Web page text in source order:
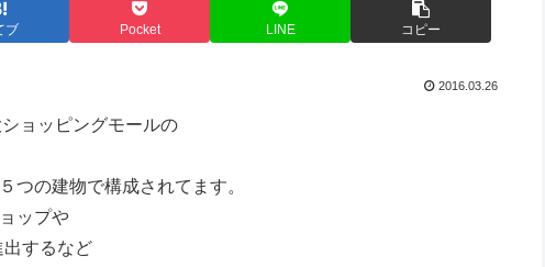
ブ Pocket LINE コピー
2016.03.26
ョッピングモールの
つの建物で構成されてます。
ップや
出するなど